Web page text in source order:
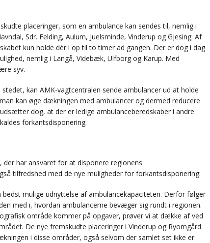
placeringer, som en ambulance kan sendes til, nemlig i
Sdr. Felding, Aulum, Juelsminde, Vinderup og Gjesing. Af
kun holde dér i op til to timer ad gangen. Der er dog i dag
nemlig i Langå, Videbæk, Ulfborg og Karup. Med
syv.
kan AMK-vagtcentralen sende ambulancer ud at holde
kan øge dækningen med ambulancer og dermed reducere
dog, at der er ledige ambulanceberedskaber i andre
forkantsdisponering.
har ansvaret for at disponere regionens
tilfredshed med de nye muligheder for forkantsdisponering:
bedst mulige udnyttelse af ambulancekapaciteten. Derfor følger
med i, hvordan ambulancerne bevæger sig rundt i regionen.
område kommer på opgaver, prøver vi at dække af ved
De nye fremskudte placeringer i Vinderup og Ryomgård
i disse områder, også selvom der samlet set ikke er